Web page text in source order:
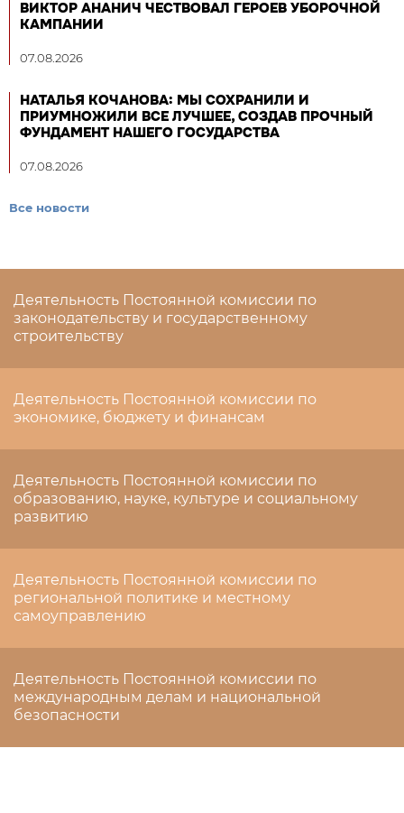
ВИКТОР АНАНИЧ ЧЕСТВОВАЛ ГЕРОЕВ УБОРОЧНОЙ
КАМПАНИИ
07.08.2026
НАТАЛЬЯ КОЧАНОВА: МЫ СОХРАНИЛИ И
ПРИУМНОЖИЛИ ВСЕ ЛУЧШЕЕ, СОЗДАВ ПРОЧНЫЙ
ФУНДАМЕНТ НАШЕГО ГОСУДАРСТВА
07.08.2026
Все новости
Деятельность Постоянной комиссии по
законодательству и государственному
строительству
Деятельность Постоянной комиссии по
экономике, бюджету и финансам
Деятельность Постоянной комиссии по
образованию, науке, культуре и социальному
развитию
Деятельность Постоянной комиссии по
региональной политике и местному
самоуправлению
Деятельность Постоянной комиссии по
международным делам и национальной
безопасности